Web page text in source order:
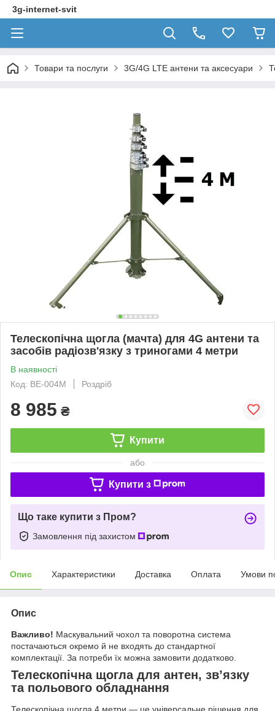
3g-internet-svit
Товари та послуги 3G/4G LTE антени та аксесуари
Телескопічна щогла (мачта) для 4G антени та
засобів радіозв'язку з триногами 4 метри
В наявності
Код: ВЕ-004М
Роздріб
8 985 ₴
Купити
або
Купити з
Що таке купити з Пром?
Замовлення під захистом
Опис Характеристики Доставка Оплата Умови
Опис
Важливо! Маскувальний чохол та поворотна система
постачаються окремо й не входять до стандартної
комплектації. За потреби їх можна замовити додатково.
Телескопічна щогла для антен, зв’язку
та польового обладнання